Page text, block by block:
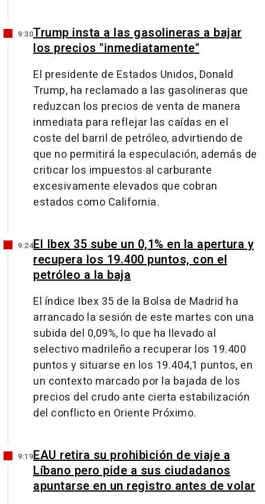
9:30Trump insta a las gasolineras a bajar
los precios "inmediatamente"
El presidente de Estados Unidos, Donald
Trump, ha reclamado a las gasolineras que
reduzcan los precios de venta de manera
inmediata para reflejar las caídas en el
coste del barril de petróleo, advirtiendo de
que no permitirá la especulación, además de
criticar los impuestos al carburante
excesivamente elevados que cobran
estados como California.
9:24El Ibex 35 sube un 0,1% en la apertura y
recupera los 19.400 puntos, con el
petróleo a la baja
El índice Ibex 35 de la Bolsa de Madrid ha
arrancado la sesión de este martes con una
subida del 0,09%, lo que ha llevado al
selectivo madrileño a recuperar los 19.400
puntos y situarse en los 19.404,1 puntos, en
un contexto marcado por la bajada de los
precios del crudo ante cierta estabilización
del conflicto en Oriente Próximo.
9:19EAU retira su prohibición de viaje a
Líbano pero pide a sus ciudadanos
apuntarse en un registro antes de volar